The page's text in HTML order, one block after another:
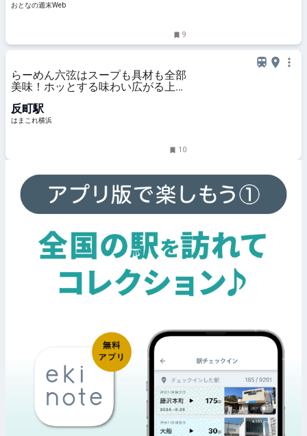
おとなの週末Web
9
らーめん六弦はスープも具材も全部
美味！ホッとする味わい広がる上品
浜
反町駅
はまこれ横浜
10